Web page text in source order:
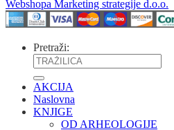
Webshopa Marketing strategije d.o.o.
Pretraži:
AKCIJA
Naslovna
KNJIGE
OD ARHEOLOGIJE